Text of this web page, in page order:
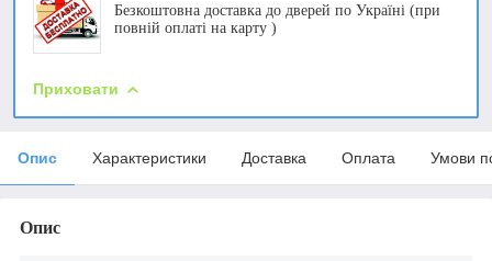
Безкоштовна доставка до дверей по Україні (при
повній оплаті на карту )
Приховати
Опис Характеристики Доставка Оплата Умови
Опис